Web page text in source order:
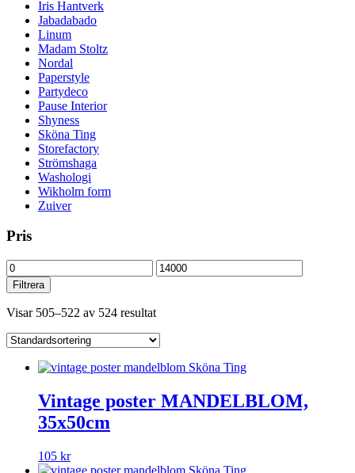
Iris Hantverk
Jabadabado
Linum
Madam Stoltz
Nordal
Paperstyle
Partydeco
Pause Interior
Shyness
Sköna Ting
Storefactory
Strömshaga
Washologi
Wikholm form
Zuiver
Pris
Min
pris
Max
pris
Filtrera
Visar 505–522 av 524 resultat
Vintage poster MANDELBLOM,
35x50cm
105 kr